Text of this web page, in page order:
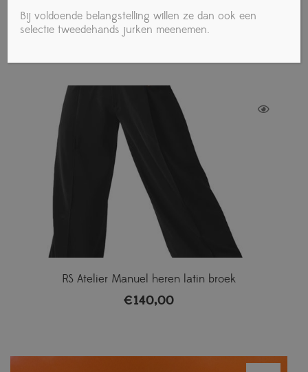
Ray Rose 410 Breeze | Zwart leer/zwart lakleer
€150,00
RS Atelier Manuel heren latin broek
€140,00
Bij voldoende belangstelling willen ze dan ook een
selectie tweedehands jurken meenemen.